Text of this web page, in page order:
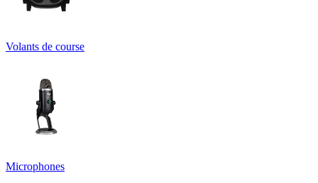
Volants de course
Microphones